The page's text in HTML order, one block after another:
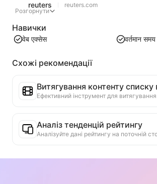
reuters
reuters.com
Розгорнути
Навички
वेब एक्सेस वर्तमान समय
Схожі рекомендації
Витягування контенту списку
Аналіз тенденцій рейтингу